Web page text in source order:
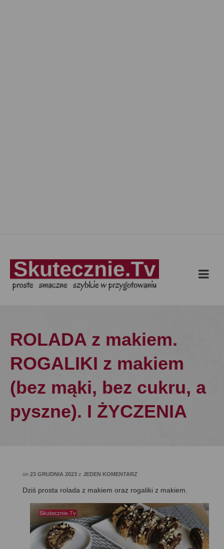
ROLADA z makiem.
ROGALIKI z makiem
(bez mąki, bez cukru, a
pyszne). I ŻYCZENIA
on 23 GRUDNIA 2023 z JEDEN KOMENTARZ
Dziś prosta rolada z makiem oraz rogaliki z makiem.